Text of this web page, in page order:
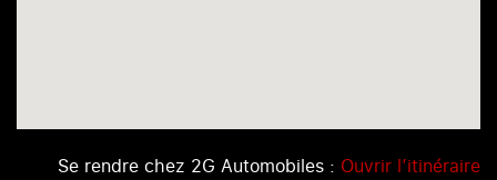
Se rendre chez 2G Automobiles : Ouvrir l’itinéraire